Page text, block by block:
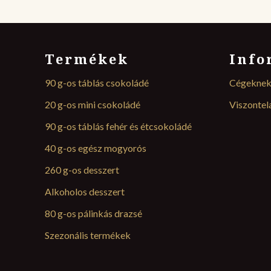
Termékek
90 g-os táblás csokoládé
20 g-os mini csokoládé
90 g-os táblás fehér és étcsokoládé
40 g-os egész mogyorós
260 g-os desszert
Alkoholos desszert
80 g-os pálinkás drazsé
Szezonális termékek
Cégeknek